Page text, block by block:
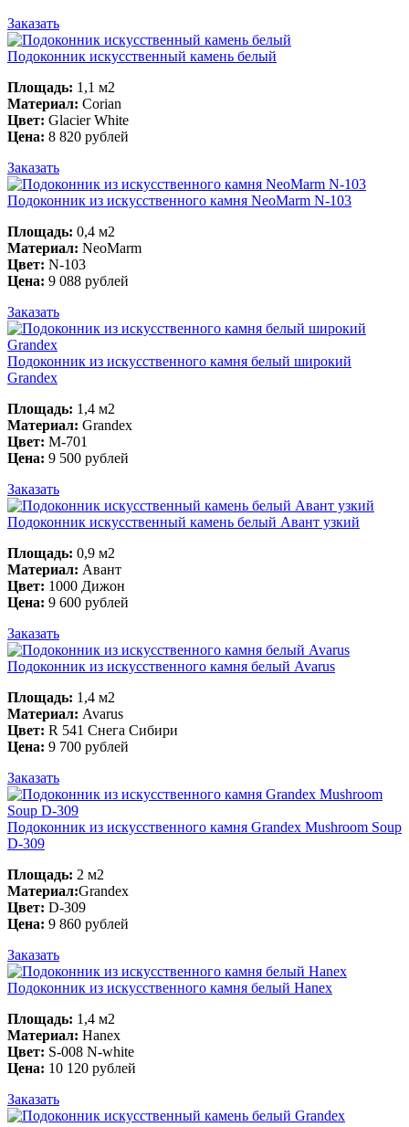
Заказать
Подоконник искусственный камень белый
Площадь: 1,1 м2
Материал: Corian
Цвет: Glacier White
Цена: 8 820 рублей
Заказать
Подоконник из искусственного камня NeoMarm N-103
Площадь: 0,4 м2
Материал: NeoMarm
Цвет: N-103
Цена: 9 088 рублей
Заказать
Подоконник из искусственного камня белый широкий
Grandex
Площадь: 1,4 м2
Материал: Grandex
Цвет: M-701
Цена: 9 500 рублей
Заказать
Подоконник искусственный камень белый Авант узкий
Площадь: 0,9 м2
Материал: Авант
Цвет: 1000 Дижон
Цена: 9 600 рублей
Заказать
Подоконник из искусственного камня белый Avarus
Площадь: 1,4 м2
Материал: Avarus
Цвет: R 541 Снега Сибири
Цена: 9 700 рублей
Заказать
Подоконник из искусственного камня Grandex Mushroom Soup
D-309
Площадь: 2 м2
Материал:Grandex
Цвет: D-309
Цена: 9 860 рублей
Заказать
Подоконник из искусственного камня белый Hanex
Площадь: 1,4 м2
Материал: Hanex
Цвет: S-008 N-white
Цена: 10 120 рублей
Заказать